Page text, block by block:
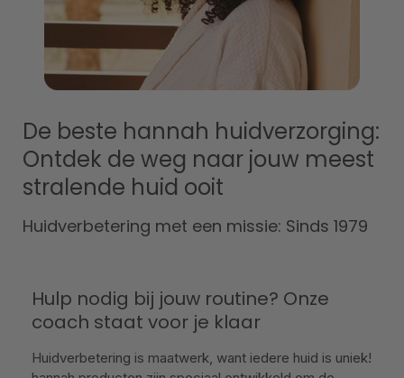
De beste hannah huidverzorging:
Ontdek de weg naar jouw meest
stralende huid ooit
Huidverbetering met een missie: Sinds 1979
Hulp nodig bij jouw routine? Onze
coach staat voor je klaar
Huidverbetering is maatwerk, want iedere huid is uniek!